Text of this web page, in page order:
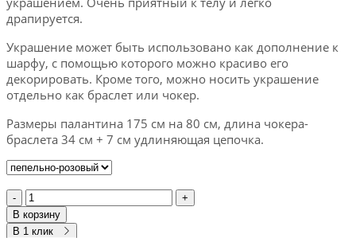
драпируется.
Украшение может быть использовано как дополнение к
шарфу, с помощью которого можно красиво его
декорировать. Кроме того, можно носить украшение
отдельно как браслет или чокер.
Размеры палантина 175 см на 80 см, длина чокера-
браслета 34 см + 7 см удлиняющая цепочка.
-
+
В корзину
В 1 клик